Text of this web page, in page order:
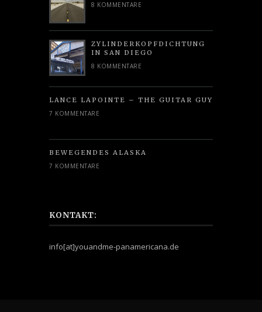
8 KOMMENTARE
ZYLINDERKOPFDICHTUNG
IN SAN DIEGO
8 KOMMENTARE
LANCE LAPOINTE – THE GUITAR GUY
7 KOMMENTARE
BEWEGENDES ALASKA
7 KOMMENTARE
KONTAKT:
info[at]youandme-panamericana.de